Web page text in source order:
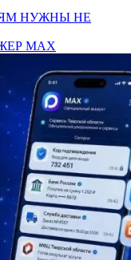
НУЖНЫ НЕ
МАХ